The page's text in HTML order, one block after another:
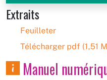
Extraits
Feuilleter
Télécharger pdf (1,51
Manuel